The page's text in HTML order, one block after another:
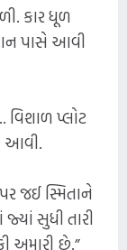
કાર ધૂળ
પાસે આવી
વિશાળ પ્લોટ
આવી.
જઈ સ્મિતાને
સુધી તારી
અમારી છે.”